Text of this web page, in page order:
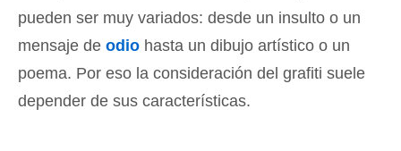
pueden ser muy variados: desde un insulto o un
mensaje de odio hasta un dibujo artístico o un
poema. Por eso la consideración del grafiti suele
depender de sus características.